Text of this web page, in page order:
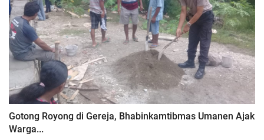
Gotong Royong di Gereja, Bhabinkamtibmas Umanen Ajak
Warga...